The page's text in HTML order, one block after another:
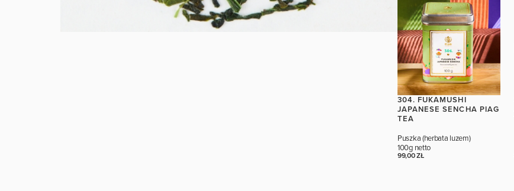
304. FUKAMUSHI
JAPANESE SENCHA PIAG
TEA
Puszka (herbata luzem)
100g netto
99,00 ZŁ